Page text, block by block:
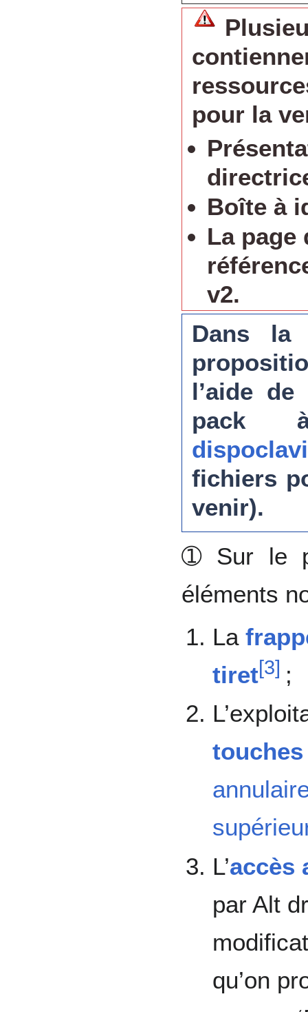
pour la
Boîte à
La page
v2.
Dans la
l’aide
pack
fichiers
venir).
➀ Sur le
éléments
La
tiret[3] ;
L’accès
par Alt
qu’on